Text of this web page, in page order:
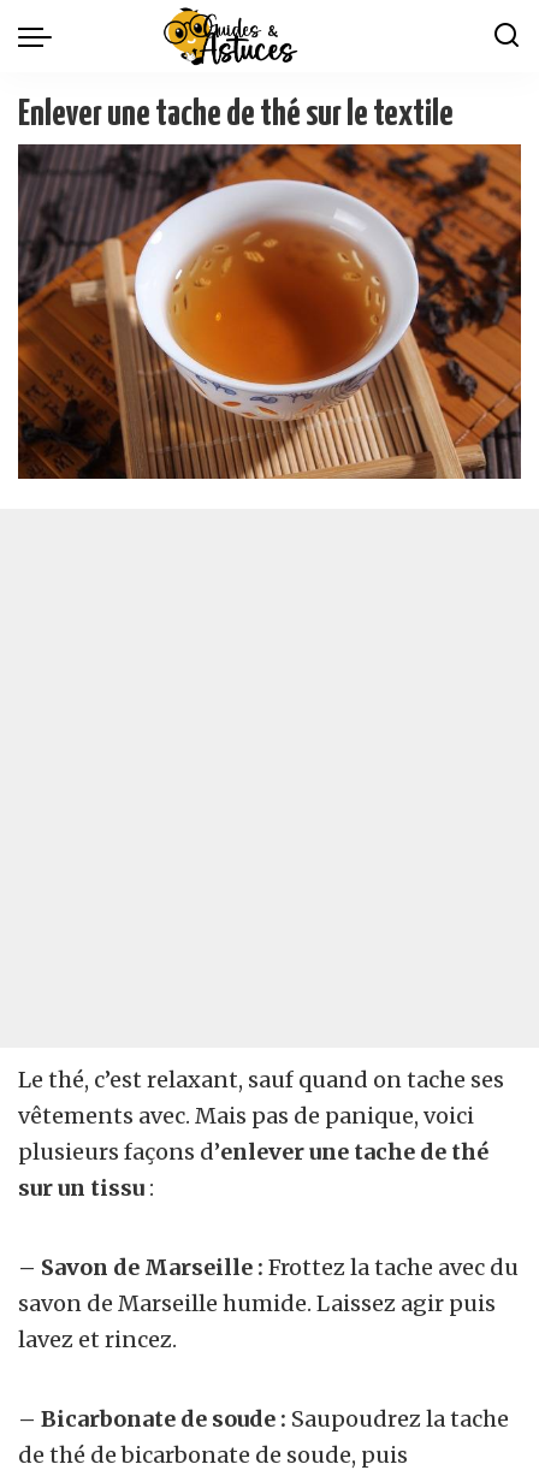
Enlever une tache de thé sur le textile
Le thé, c’est relaxant, sauf quand on tache ses
vêtements avec. Mais pas de panique, voici
plusieurs façons d’enlever une tache de thé
sur un tissu :
– Savon de Marseille : Frottez la tache avec du
savon de Marseille humide. Laissez agir puis
lavez et rincez.
– Bicarbonate de soude : Saupoudrez la tache
de thé de bicarbonate de soude, puis